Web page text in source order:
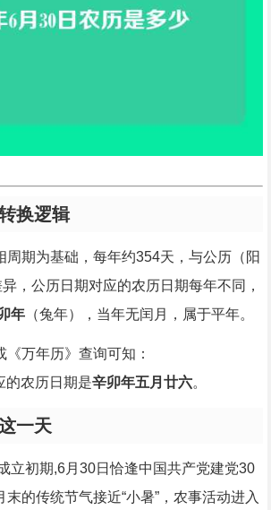
换逻辑
周期为基础，每年约354天，与公历（阳
，公历日期对应的农历日期每年不同，
年（兔年），当年无闰月，属于平年。
万年历》查询可知：
的农历日期是辛卯年五月廿六。
一天
立初期,6月30日恰逢中国共产党建党30
的传统节气接近“小暑”，农事活动进入